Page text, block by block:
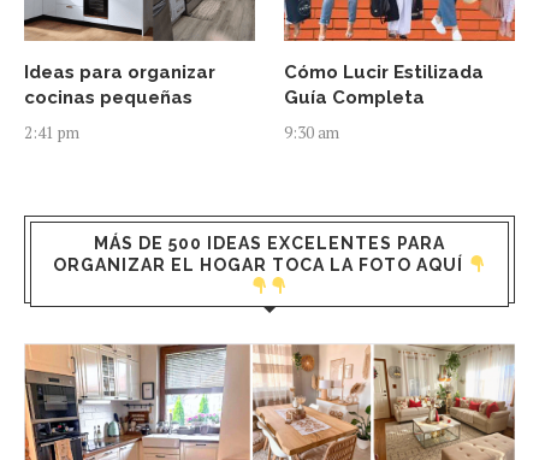
Ideas para organizar
cocinas pequeñas
2:41 pm
Cómo Lucir Estilizada
Guía Completa
9:30 am
MÁS DE 500 IDEAS EXCELENTES PARA
ORGANIZAR EL HOGAR TOCA LA FOTO AQUÍ